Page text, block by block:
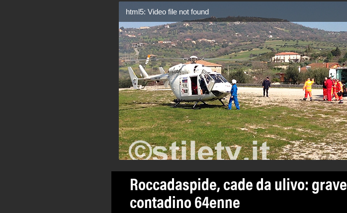
html5: Video file not found
Roccadaspide, cade da ulivo: grave
contadino 64enne